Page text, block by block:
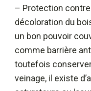
– Protection contre
décoloration du
un bon pouvoir
comme barrière
toutefois
veinage, il existe